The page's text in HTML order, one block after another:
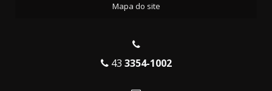
Mapa do site
43 3354-1002